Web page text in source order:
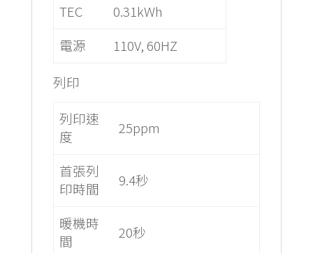
TEC
0.31kWh
電源
110V, 60HZ
列印
列印速
度
25ppm
首張列
印時間
9.4秒
暖機時
間
20秒